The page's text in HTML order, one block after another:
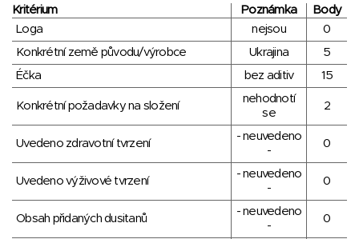
Kritérium Poznámka
Body
Loga
nejsou
0
Konkrétní země původu/výrobce
Ukrajina
5
Éčka
bez aditiv 15
Konkrétní požadavky na složení
nehodnotí
se
2
Uvedeno zdravotní tvrzení
- neuvedeno
-
0
Uvedeno výživové tvrzení
- neuvedeno
-
0
Obsah přidaných dusitanů
- neuvedeno
-
0